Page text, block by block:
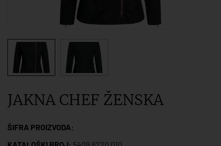
JAKNA CHEF ŽENSKA
ŠIFRA PROIZVODA:
KATALOŠKI BROJ: 5409.6220.010